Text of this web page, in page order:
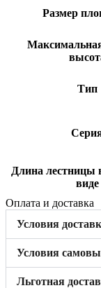
Размер
Тип
Длина лестницы
виде
Оплата и доставка
Условия
Условия
Льготная